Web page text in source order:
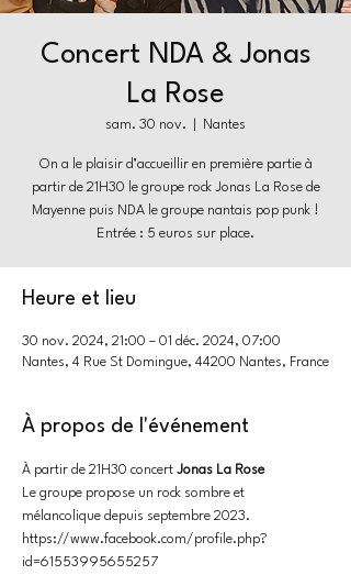
Concert NDA & Jonas
La Rose
sam. 30 nov. Nantes
On a le plaisir d’accueillir en première partie à
partir de 21H30 le groupe rock Jonas La Rose de
Mayenne puis NDA le groupe nantais pop punk !
Entrée : 5 euros sur place.
Heure et lieu
30 nov. 2024, 21:00 – 01 déc. 2024, 07:00
Nantes, 4 Rue St Domingue, 44200 Nantes, France
À propos de l'événement
À partir de 21H30 concert Jonas La Rose
Le groupe propose un rock sombre et
mélancolique depuis septembre 2023.
https://www.facebook.com/profile.php?
id=61553995655257